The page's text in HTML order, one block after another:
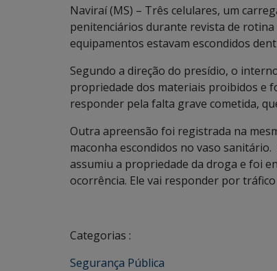
Naviraí (MS) – Três celulares, um
penitenciários durante revista de rotina
equipamentos estavam escondidos
Segundo a direção do presídio, o
propriedade dos materiais proibidos e
responder pela falta grave cometida,
Outra apreensão foi registrada na
maconha escondidos no vaso
assumiu a propriedade da droga e foi
ocorrência. Ele vai responder por
Categorias :
Segurança Pública